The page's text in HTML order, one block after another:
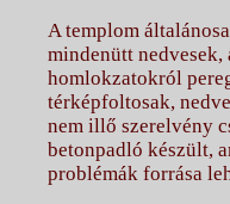
A templom
mindenütt
homlokzatokról
térképfoltosak,
nem illő szerelvény
betonpadló készült,
problémák forrása